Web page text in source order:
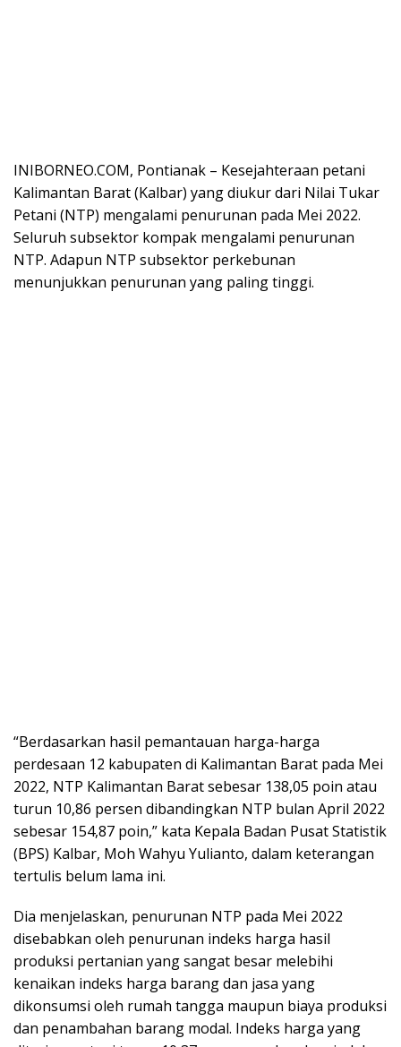
INIBORNEO.COM, Pontianak – Kesejahteraan petani
Kalimantan Barat (Kalbar) yang diukur dari Nilai Tukar
Petani (NTP) mengalami penurunan pada Mei 2022.
Seluruh subsektor kompak mengalami penurunan
NTP. Adapun NTP subsektor perkebunan
menunjukkan penurunan yang paling tinggi.
“Berdasarkan hasil pemantauan harga-harga
perdesaan 12 kabupaten di Kalimantan Barat pada Mei
2022, NTP Kalimantan Barat sebesar 138,05 poin atau
turun 10,86 persen dibandingkan NTP bulan April 2022
sebesar 154,87 poin,” kata Kepala Badan Pusat Statistik
(BPS) Kalbar, Moh Wahyu Yulianto, dalam keterangan
tertulis belum lama ini.
Dia menjelaskan, penurunan NTP pada Mei 2022
disebabkan oleh penurunan indeks harga hasil
produksi pertanian yang sangat besar melebihi
kenaikan indeks harga barang dan jasa yang
dikonsumsi oleh rumah tangga maupun biaya produksi
dan penambahan barang modal. Indeks harga yang